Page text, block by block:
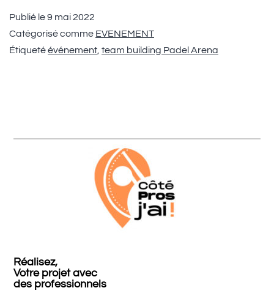
Publié le9 mai 2022
Catégorisé comme EVENEMENT
Étiquetéévénement team building Padel Arena
Réalisez,
Votre projet avec
des professionnels